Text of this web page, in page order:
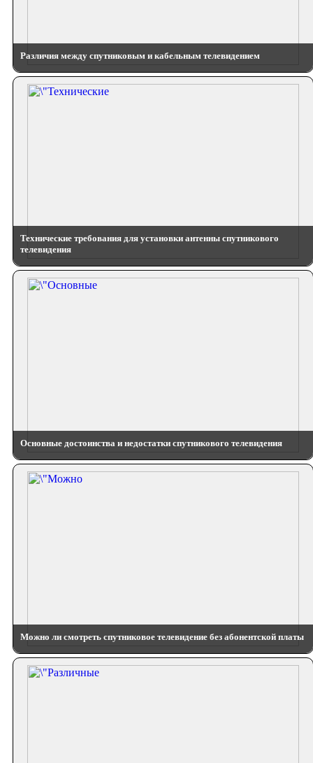
Различия между спутниковым и кабельным телевидением
Технические требования для установки антенны спутникового
телевидения
Основные достоинства и недостатки спутникового телевидения
Можно ли смотреть спутниковое телевидение без абонентской платы